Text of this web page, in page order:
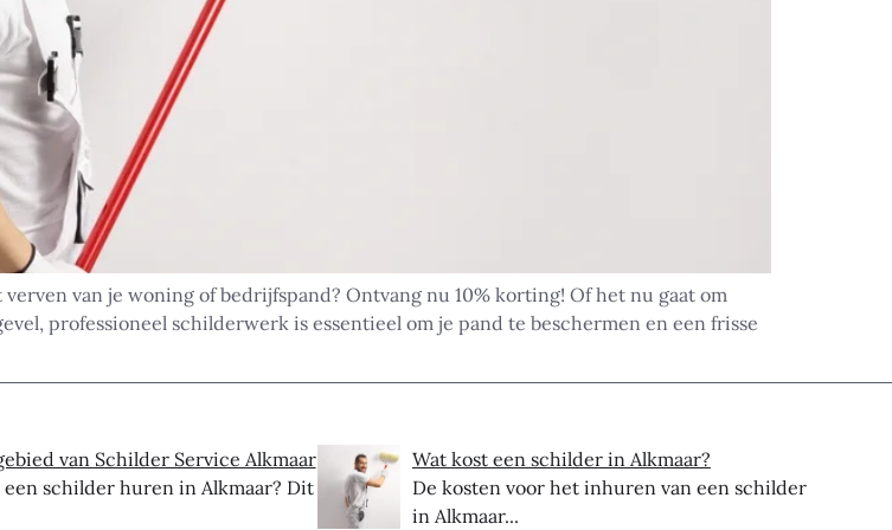
van je woning of bedrijfspand? Ontvang nu 10% korting! Of het nu gaat om
professioneel schilderwerk is essentieel om je pand te beschermen en een frisse
van Schilder Service Alkmaar
schilder huren in Alkmaar? Dit is
Wat kost een schilder in Alkmaar?
De kosten voor het inhuren van een schilder
in Alkmaar...